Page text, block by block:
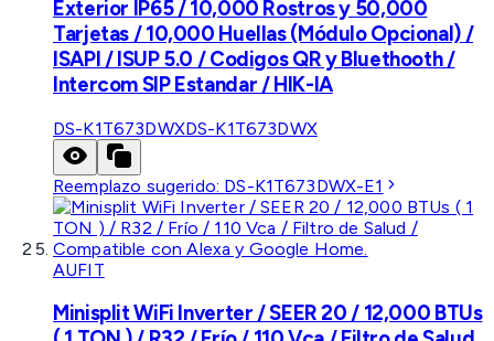
Exterior IP65 / 10,000 Rostros y 50,000
Tarjetas / 10,000 Huellas (Módulo Opcional) /
ISAPI / ISUP 5.0 / Codigos QR y Bluethooth /
Intercom SIP Estandar / HIK-IA
DS-K1T673DWXDS-K1T673DWX
Reemplazo sugerido: DS-K1T673DWX-E1
AUFIT
Minisplit WiFi Inverter / SEER 20 / 12,000 BTUs